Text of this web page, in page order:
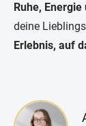
Ruhe,
deine
Erlebnis, auf